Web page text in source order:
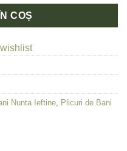
COȘ
Nunta Ieftine, Plicuri de Bani